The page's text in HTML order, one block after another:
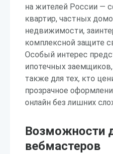
на жителей России —
квартир, частных
недвижимости,
комплексной защите
Особый интерес
ипотечных
также для тех, кто
прозрачное
онлайн без лишних
Возможности
вебмастеров